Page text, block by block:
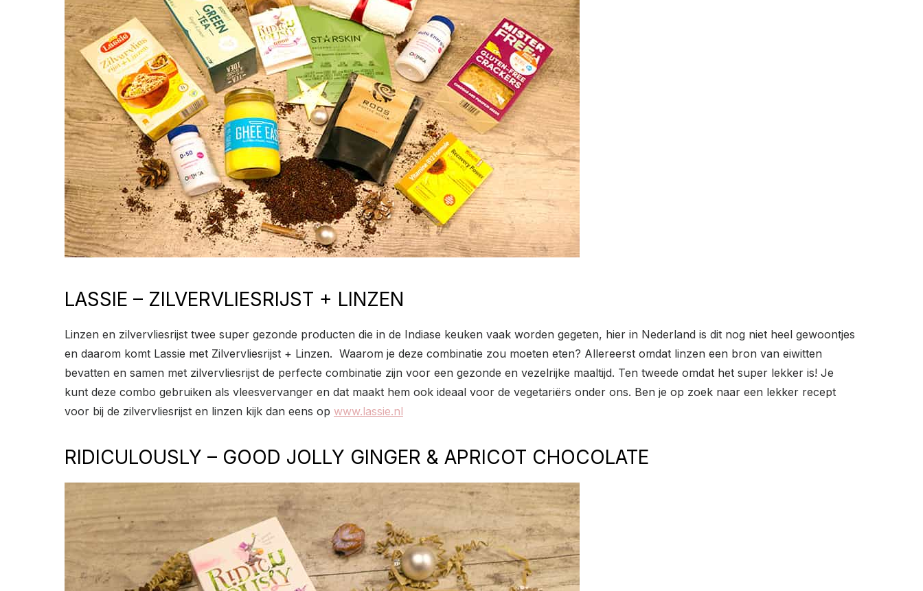
LASSIE – ZILVERVLIESRIJST + LINZEN
Linzen en zilvervliesrijst twee super gezonde producten die in de Indiase keuken vaak worden gegeten, hier in Nederland is dit nog niet heel gewoontjes
en daarom komt Lassie met Zilvervliesrijst + Linzen. Waarom je deze combinatie zou moeten eten? Allereerst omdat linzen een bron van eiwitten
bevatten en samen met zilvervliesrijst de perfecte combinatie zijn voor een gezonde en vezelrijke maaltijd. Ten tweede omdat het super lekker is! Je
kunt deze combo gebruiken als vleesvervanger en dat maakt hem ook ideaal voor de vegetariërs onder ons. Ben je op zoek naar een lekker recept
voor bij de zilvervliesrijst en linzen kijk dan eens op www.lassie.nl
RIDICULOUSLY – GOOD JOLLY GINGER & APRICOT CHOCOLATE